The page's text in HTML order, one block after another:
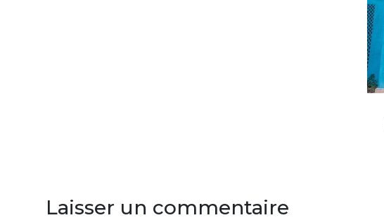
Laisser un commentaire